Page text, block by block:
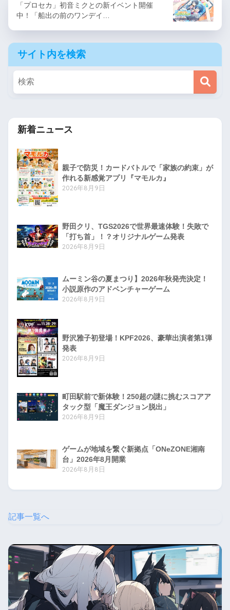
「プロセカ」初音ミクとの新イベント開催
中！「船出の前のワンデイ…
サイト内を検索
新着ニュース
親子で防災！カードバトルで「家族の約束」が
作れる新感覚アプリ『マモルカ』
2026年8月9日
野田クリ、TGS2026で世界最速体験！失敗で
「打ち首」！？オリジナルゲーム発表
2026年8月9日
ムーミン谷の夏まつり】2026年秋発売決定！
小説原作のアドベンチャーゲーム
2026年8月9日
野沢雅子初登場！KPF2026、豪華出演者第1弾
発表
2026年8月9日
町田駅前で新体験！250超の謎に挑むスコアア
タック型「魔王ダンジョン脱出」
2026年8月9日
ゲームが地域を繋ぐ新拠点「ONeZONE湘南
台」2026年8月開業
2026年8月8日
記事一覧へ